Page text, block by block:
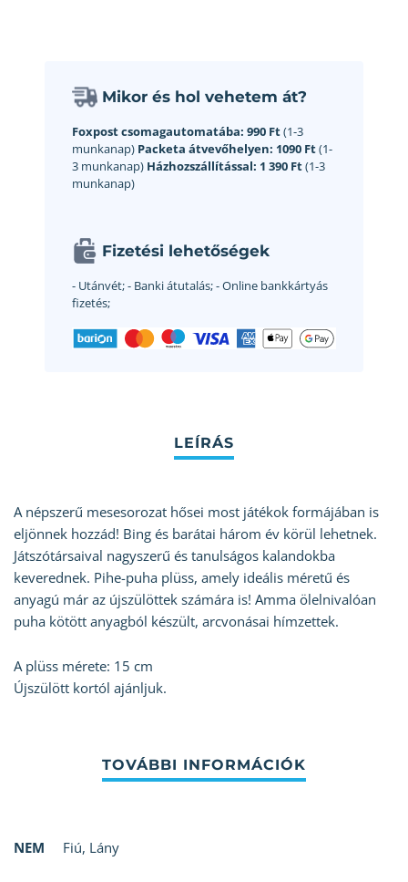
Mikor és hol vehetem át?
Foxpost csomagautomatába: 990 Ft(1-3
munkanap) Packeta átvevőhelyen: 1090 Ft(1-
3 munkanap) Házhozszállítással: 1 390 Ft(1-3
munkanap)
Fizetési lehetőségek
- Utánvét;- Banki átutalás;- Online bankkártyás
fizetés;
A népszerű mesesorozat hősei most játékok formájában is
eljönnek hozzád! Bing és barátai három év körül lehetnek.
Játszótársaival nagyszerű és tanulságos kalandokba
keverednek. Pihe-puha plüss, amely ideális méretű és
anyagú már az újszülöttek számára is! Amma ölelnivalóan
puha kötött anyagból készült, arcvonásai hímzettek.
A plüss mérete: 15 cm
Újszülött kortól ajánljuk.
NEM Fiú, Lány